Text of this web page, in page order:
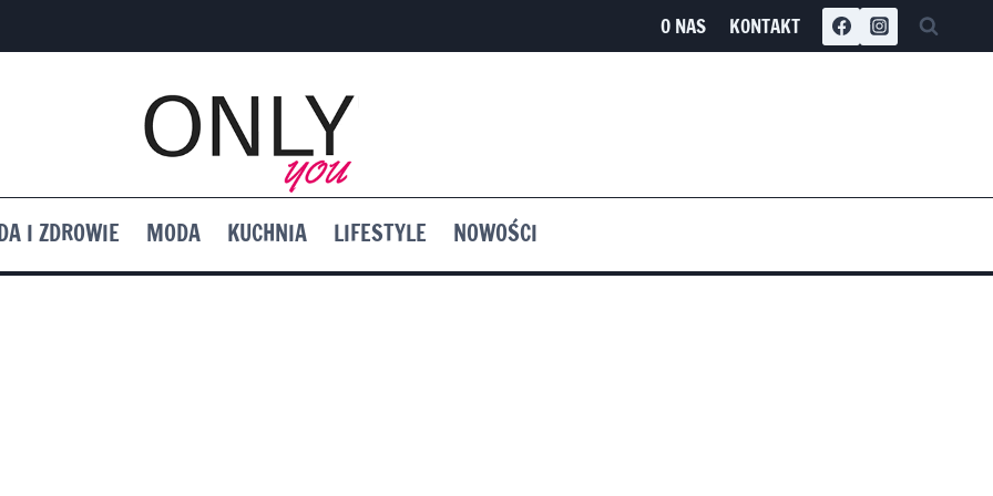
O NAS KONTAKT
I ZDROWIE MODA KUCHNIA LIFESTYLE NOWOŚCI